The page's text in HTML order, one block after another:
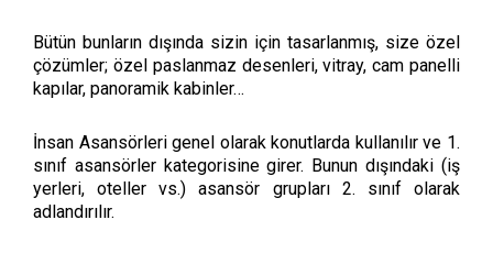
Bütün bunların dışında sizin için tasarlanmış, size özel
çözümler; özel paslanmaz desenleri, vitray, cam panelli
kapılar, panoramik kabinler…
İnsan Asansörleri genel olarak konutlarda kullanılır ve 1.
sınıf asansörler kategorisine girer. Bunun dışındaki (iş
yerleri, oteller vs.) asansör grupları 2. sınıf olarak
adlandırılır.